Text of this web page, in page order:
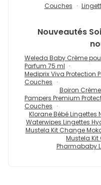
Couches
Nouveautés
Weleda Baby Crème
Parfum 75 ml
Mediprix Viva Protection
Couches
Boiron
Pampers Premium
Couches
Klorane Bébé Lingettes
Waterwipes Lingettes
Mustela Kit Change
Mustela
Pharmababy